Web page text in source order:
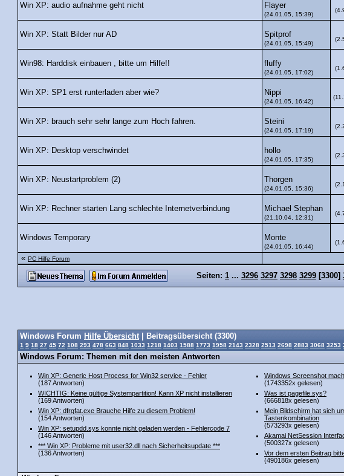
Win XP: audio aufnahme geht nicht Flayer
(24.01.05, 15:39)
Win XP: Statt Bilder nur AD Spitprof
(24.01.05, 15:49)
Win98: Harddisk einbauen , bitte um Hilfe!! fluffy
(24.01.05, 17:02)
Win XP: SP1 erst runterladen aber wie? Nippi
(24.01.05, 16:42)
Win XP: brauch sehr sehr lange zum Hoch fahren. Steini
(24.01.05, 17:19)
Win XP: Desktop verschwindet hollo
(24.01.05, 17:35)
Win XP: Neustartproblem (2) Thorgen
(24.01.05, 15:36)
Win XP: Rechner starten Lang schlechte Internetverbindung Michael Stephan
(21.10.04, 12:31)
Windows Temporary Monte
(24.01.05, 16:44)
«PC Hilfe Forum
Seiten: 1 ... 3296 3297 3298 3299 [3300]
Windows Forum Hilfe Übersicht | Beitragsübersicht (3300)
1 9 18 27 45 72 108 293 478 663 848 1033 1218 1403 1588 1773 1958 2143 2328 2513 2698 2883 3068 3253
Windows Forum: Themen mit den meisten Antworten
Win XP: Generic Host Process for Win32 service - Fehler
(187 Antworten)
WICHTIG: Keine gültige Systempartition! Kann XP nicht installieren
(169 Antworten)
Win XP: dfrgfat.exe Brauche Hilfe zu diesem Problem!
(154 Antworten)
Win XP: setupdd.sys konnte nicht geladen werden - Fehlercode 7
(146 Antworten)
*** Win XP: Probleme mit user32.dll nach Sicherheitsupdate ***
(136 Antworten)
Windows Screenshot
(1743352x gelesen)
Was ist pagefile.sys?
(666818x gelesen)
Mein Bildschirm hat sich
Tastenkombination
(573293x gelesen)
Akamai NetSession
(500327x gelesen)
Vor dem ersten Beitrag
(490186x gelesen)